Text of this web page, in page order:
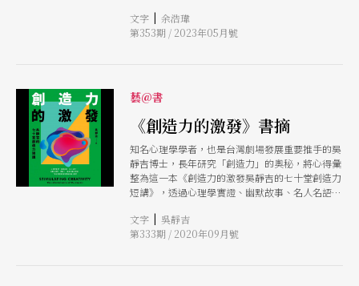
奢求，走進青少年心中的途徑布滿障礙與困難，網
際網路科技化的當代，人和人之間的疏離感讓我們
徑或追尋目標。當每個人不再一模一樣了，原本內
化在心中的各種規矩可能已無法適用，我們又該如
何引導孩子面對生命各種不同的大哉問？ 現今的
青春學子只要透過網路或手機就能探索許多未知的
領域，「抖音一響，父母白養」這句玩笑話除了消
遣與挖苦，也似乎成了預言般的隱憂。因為看見孩
子們離不開手機，而開始擔心他們過度沉迷、擔心
與現實生活失去連結甚至因此感到焦慮。如何讓青
也成為現代文明的一道新題，等著我們來面對並化
解。 其實換個角度思考這個問題，就如同這幾年
文字 | 余浩瑋
第353期 / 2023年05月號
藝@書
《創造力的激發》書摘
知名心理學學者，也是台灣劇場發展重要推手的吳
靜吉博士，長年研究「創造力」的奧秘，將心得彙
整為這一本《創造力的激發吳靜吉的七十堂創造力
短講》，透過心理學實證、幽默故事、名人名語，
層揭開激發創造力的訣竅。本刊特別選摘書中精采
篇章，與讀者分享吳博士的機智與文采。
文字 | 吳靜吉
第333期 / 2020年09月號